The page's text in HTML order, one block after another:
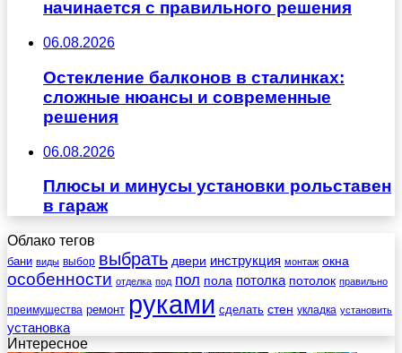
начинается с правильного решения
06.08.2026
Остекление балконов в сталинках:
сложные нюансы и современные
решения
06.08.2026
Плюсы и минусы установки рольставен
в гараж
Облако тегов
бани виды выбор выбрать двери инструкция монтаж окна
особенности отделка под пол пола потолка потолок правильно
преимущества ремонт руками сделать стен укладка установить
установка
Интересное